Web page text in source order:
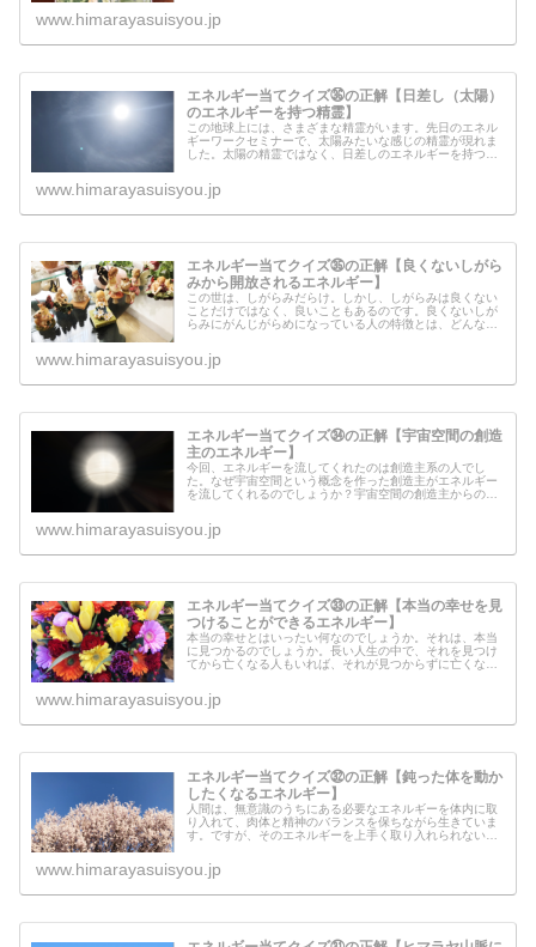
に伝えたいこともあるようなので、...
www.himarayasuisyou.jp
エネルギー当てクイズ㊱の正解【日差し（太陽）
のエネルギーを持つ精霊】
この地球上には、さまざまな精霊がいます。先日のエネル
ギーワークセミナーで、太陽みたいな感じの精霊が現れま
した。太陽の精霊ではなく、日差しのエネルギーを持つ精
うなのですが、要するに持っている...
www.himarayasuisyou.jp
エネルギー当てクイズ㉟の正解【良くないしがら
みから開放されるエネルギー】
この世は、しがらみだらけ。しかし、しがらみは良くない
ことだけではなく、良いこともあるのです。良くないしが
らみにがんじがらめになっている人の特徴とは、どんなタ
しがらみから開放され自由になるた...
www.himarayasuisyou.jp
エネルギー当てクイズ㉞の正解【宇宙空間の創造
主のエネルギー】
今回、エネルギーを流してくれたのは創造主系の人でし
た。なぜ宇宙空間という概念を作った創造主がエネルギー
を流してくれるのでしょうか？宇宙空間の創造主からのメ
づけられるメッセージなので読んでみ...
www.himarayasuisyou.jp
エネルギー当てクイズ㉝の正解【本当の幸せを見
つけることができるエネルギー】
本当の幸せとはいったい何なのでしょうか。それは、本当
に見つかるのでしょうか。長い人生の中で、それを見つけ
てから亡くなる人もいれば、それが見つからずに亡くなる
のエネルギー。幸せになるための前...
www.himarayasuisyou.jp
エネルギー当てクイズ㉜の正解【鈍った体を動か
したくなるエネルギー】
人間は、無意識のうちにある必要なエネルギーを体内に取
り入れて、肉体と精神のバランスを保ちながら生きていま
す。ですが、そのエネルギーを上手く取り入れられない人
うようです。今回のエネルギーは、...
www.himarayasuisyou.jp